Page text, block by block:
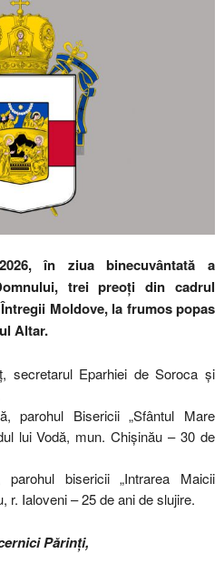
în ziua binecuvântată a
trei preoți din cadrul
Moldove, la frumos popas
Altar.
secretarul Eparhiei de Soroca și
parohul Bisericii „Sfântul Mare
lui Vodă, mun. Chișinău – 30 de
bisericii „Intrarea Maicii
r. Ialoveni – 25 de ani de slujire.
Părinți,